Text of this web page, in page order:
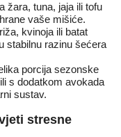
žara, tuna, jaja ili tofu
vaše mišiće.
kvinoja ili batat
stabilnu razinu šećera
porcija sezonske
s dodatkom avokada
sustav.
stresne